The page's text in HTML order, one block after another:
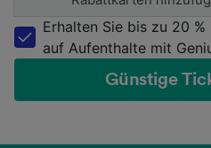
Erhalten Sie bis zu 20 %
auf Aufenthalte mit
Günstige